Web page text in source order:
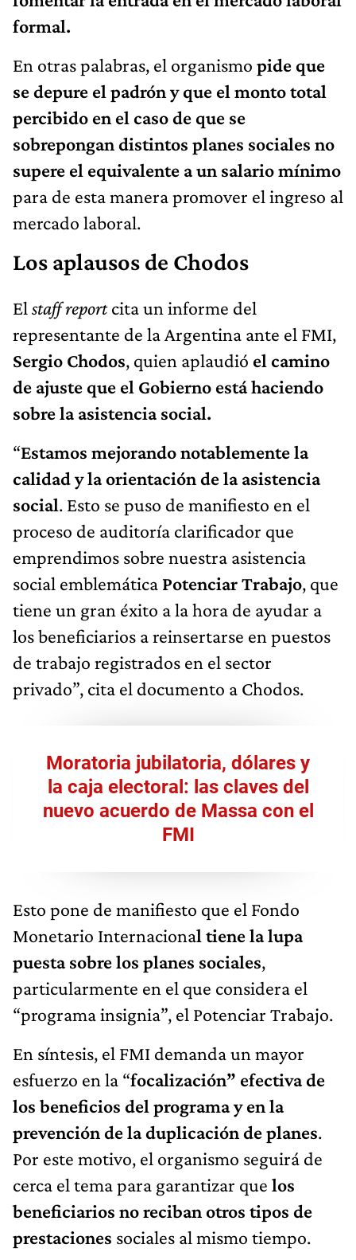
formal.
En otras palabras, el organismo pide que
se depure el padrón y que el monto total
percibido en el caso de que se
sobrepongan distintos planes sociales no
supere el equivalente a un salario mínimo
para de esta manera promover el ingreso al
mercado laboral.
Los aplausos de Chodos
El staff reportcita un informe del
representante de la Argentina ante el FMI,
Sergio Chodos, quien aplaudió el camino
de ajuste que el Gobierno está haciendo
sobre la asistencia social.
“Estamos mejorando notablemente la
calidad y la orientación de la asistencia
social. Esto se puso de manifiesto en el
proceso de auditoría clarificador que
emprendimos sobre nuestra asistencia
social emblemática Potenciar Trabajo, que
tiene un gran éxito a la hora de ayudar a
los beneficiarios a reinsertarse en puestos
de trabajo registrados en el sector
privado”, cita el documento a Chodos.
Moratoria jubilatoria, dólares y
la caja electoral: las claves del
nuevo acuerdo de Massa con el
FMI
Esto pone de manifiesto que el Fondo
Monetario Internacional tiene la lupa
puesta sobre los planes sociales,
particularmente en el que considera el
“programa insignia”, el Potenciar Trabajo.
En síntesis, el FMI demanda un mayor
esfuerzo en la “focalización” efectiva de
los beneficios del programa y en la
prevención de la duplicación de planes.
Por este motivo, el organismo seguirá de
cerca el tema para garantizar que los
beneficiarios no reciban otros tipos de
prestaciones sociales al mismo tiempo.